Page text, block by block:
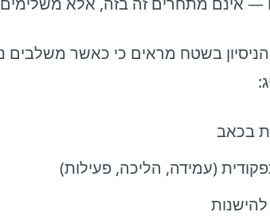
בשטח מראים כי כאשר משלבים
בכאב
(עמידה, הליכה, פעילות)